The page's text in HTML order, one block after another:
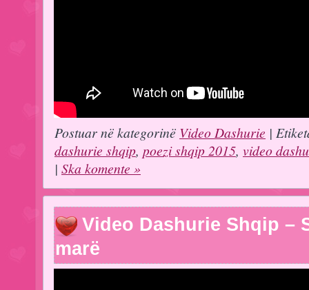
Postuar në kategorinë Video Dashurie |
dashurie shqip, poezi shqip 2015, video
| Ska komente »
Video Dashurie Shqip –
marë